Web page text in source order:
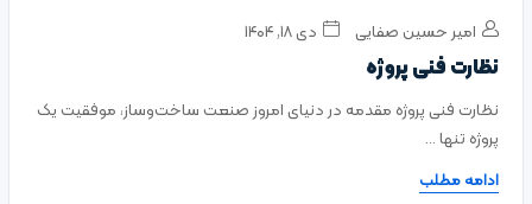
امیر حسین صفایی دی ۱۸, ۱۴۰۴
نظارت فنی پروژه
نظارت فنی پروژه مقدمه در دنیای امروز صنعت ساخت‌وساز، موفقیت یک
پروژه تنها ...
ادامه مطلب